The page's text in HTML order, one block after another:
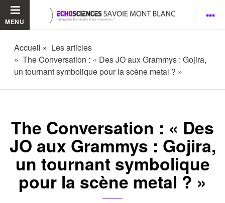
MENU
Accueil
Les articles
The Conversation : « Des JO aux Grammys : Gojira,
un tournant symbolique pour la scène metal ? »
The Conversation : « Des
JO aux Grammys : Gojira,
un tournant symbolique
pour la scène metal ? »